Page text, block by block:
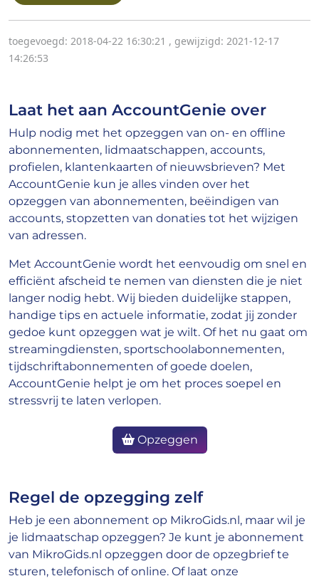
toegevoegd: 2018-04-22 16:30:21 , gewijzigd: 2021-12-17
14:26:53
Laat het aan AccountGenie over
Hulp nodig met het opzeggen van on- en offline
abonnementen, lidmaatschappen, accounts,
profielen, klantenkaarten of nieuwsbrieven? Met
AccountGenie kun je alles vinden over het
opzeggen van abonnementen, beëindigen van
accounts, stopzetten van donaties tot het wijzigen
van adressen.
Met AccountGenie wordt het eenvoudig om snel en
efficiënt afscheid te nemen van diensten die je niet
langer nodig hebt. Wij bieden duidelijke stappen,
handige tips en actuele informatie, zodat jij zonder
gedoe kunt opzeggen wat je wilt. Of het nu gaat om
streamingdiensten, sportschoolabonnementen,
tijdschriftabonnementen of goede doelen,
AccountGenie helpt je om het proces soepel en
stressvrij te laten verlopen.
Opzeggen
Regel de opzegging zelf
Heb je een abonnement op MikroGids.nl, maar wil je
je lidmaatschap opzeggen? Je kunt je abonnement
van MikroGids.nl opzeggen door de opzegbrief te
sturen, telefonisch of online. Of laat onze